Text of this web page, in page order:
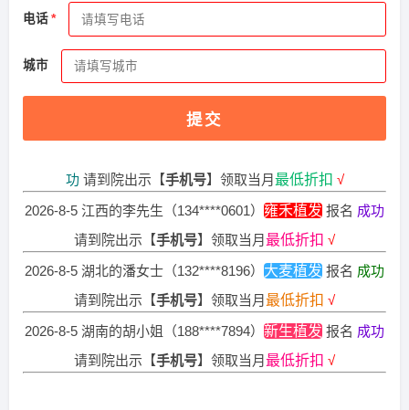
电话
城市
提交
2026-8-6 福建的周先生（134****0363）
功请到院出示【手机号】领取当月最低折扣 √
2026-8-5 重庆的张小姐（133****4131）大麦植发报名成功
手机号】领取当月
2026-8-5 海南的潘女士（139****6784）碧莲盛植发报名成
功 请到院出示【手机号】领取当月 最低折扣
√
2026-8-5 江西的李先生（134****0601） 雍禾植发 报名 成功
请到院出示【手机号】领取当月 最低折扣
√
2026-8-5 湖北的潘女士（132****8196） 大麦植发 报名 成功
请到院出示【手机号】领取当月 最低折扣
√
2026-8-5 湖南的胡小姐（188****7894） 新生植发 报名 成功
请到院出示【手机号】领取当月 最低折扣
√